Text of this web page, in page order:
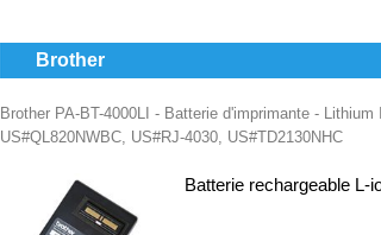
Brother
Brother PA-BT-4000LI - Batterie d'imprimante -
US#QL820NWBC, US#RJ-4030, US#TD2130NHC
Batterie rechargeable L-